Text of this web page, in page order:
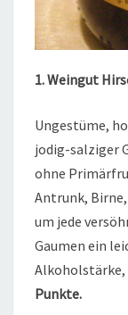
1. Weingut
Ungestüme,
jodig-salziger
ohne
Antrunk,
um jede
Gaumen ein
Alkoholstärke,
Punkte.